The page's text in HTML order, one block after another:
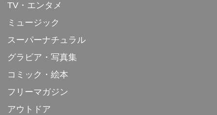
TV・エンタメ
ミュージック
スーパーナチュラル
グラビア・写真集
コミック・絵本
フリーマガジン
アウトドア